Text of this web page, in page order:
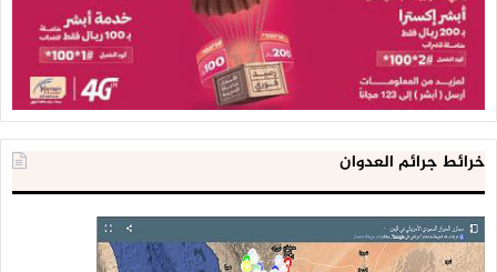
خرائط جرائم العدوان